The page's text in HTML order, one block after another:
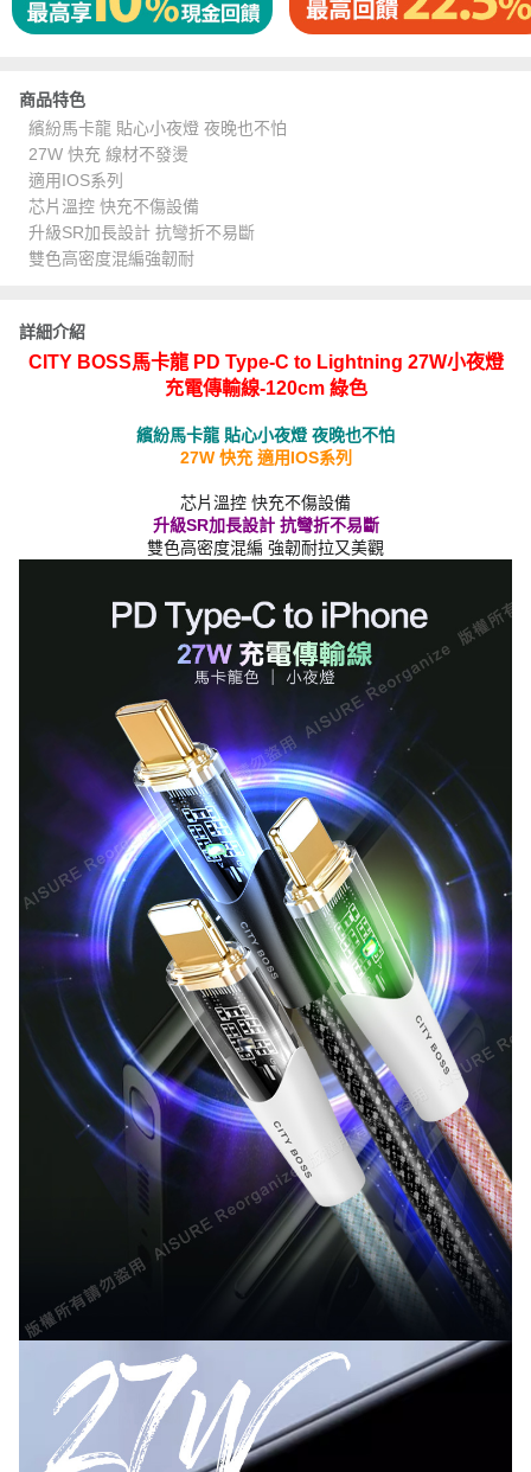
商品特色
繽紛馬卡龍 貼心小夜燈 夜晚也不怕
27W 快充 線材不發燙
適用IOS系列
芯片溫控 快充不傷設備
升級SR加長設計 抗彎折不易斷
雙色高密度混編強韌耐
詳細介紹
CITY BOSS馬卡龍 PD Type-C to Lightning 27W小夜燈
充電傳輸線-120cm 綠色
繽紛馬卡龍 貼心小夜燈 夜晚也不怕
27W 快充 適用IOS系列
芯片溫控 快充不傷設備
升級SR加長設計 抗彎折不易斷
雙色高密度混編 強韌耐拉又美觀